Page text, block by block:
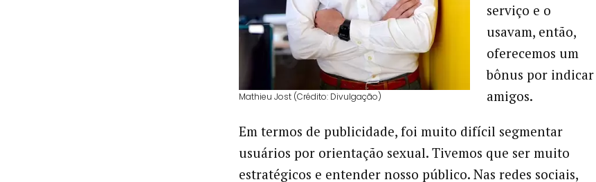
Mathieu Jost (Crédito: Divulgação)
serviço e o
usavam, então,
oferecemos um
bônus por indicar
amigos.
Em termos de publicidade, foi muito difícil segmentar
usuários por orientação sexual. Tivemos que ser muito
estratégicos e entender nosso público. Nas redes sociais,